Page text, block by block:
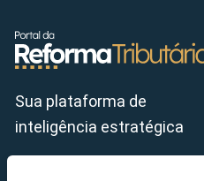
Sua plataforma de
inteligência estratégica